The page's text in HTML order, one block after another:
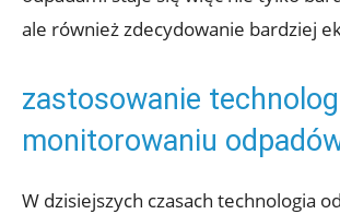
ale również zdecydowanie bardziej
zastosowanie
monitorowaniu
W dzisiejszych czasach technologia